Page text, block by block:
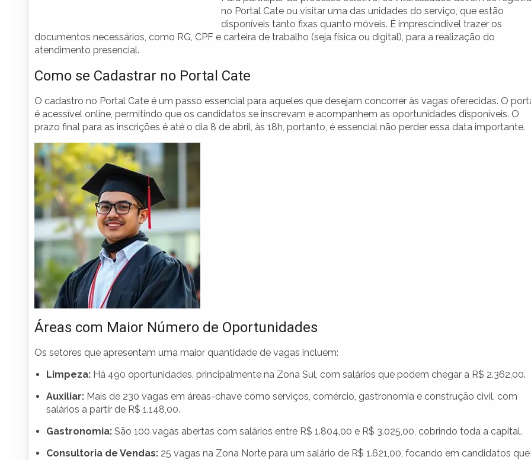
no Portal Cate ou visitar uma das unidades do serviço, que estão
disponíveis tanto fixas quanto móveis. É imprescindível trazer os
documentos necessários, como RG, CPF e carteira de trabalho (seja física ou digital), para a realização do
atendimento presencial.
Como se Cadastrar no Portal Cate
O cadastro no Portal Cate é um passo essencial para aqueles que desejam concorrer às vagas oferecidas. O
é acessível online, permitindo que os candidatos se inscrevam e acompanhem as oportunidades disponíveis. O
prazo final para as inscrições é até o dia 8 de abril, às 18h, portanto, é essencial não perder essa data importante.
Áreas com Maior Número de Oportunidades
Os setores que apresentam uma maior quantidade de vagas incluem:
Limpeza: Há 490 oportunidades, principalmente na Zona Sul, com salários que podem chegar a R$ 2.362,00.
Auxiliar: Mais de 230 vagas em áreas-chave como serviços, comércio, gastronomia e construção civil, com
salários a partir de R$ 1.148,00.
Gastronomia: São 100 vagas abertas com salários entre R$ 1.804,00 e R$ 3.025,00, cobrindo toda a capital.
Consultoria de Vendas: 25 vagas na Zona Norte para um salário de R$ 1.621,00, focando em candidatos que